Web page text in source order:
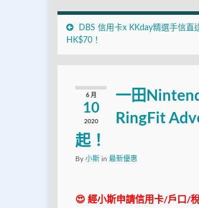
DBS 信用卡x KKday精選手信直
HK$70！
6 月
10
2020
一田
RingFit
起！
By 小斯 in 最新優惠
😍 經小斯申請信用卡/戶口/